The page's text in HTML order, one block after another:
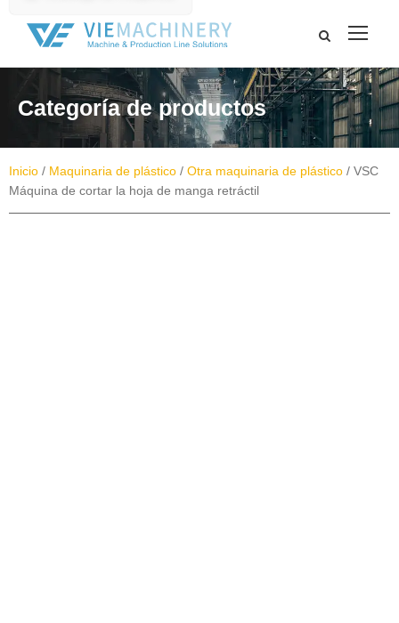
Categoría de productos
Inicio / Maquinaria de plástico / Otra maquinaria de plástico / VSC
Máquina de cortar la hoja de manga retráctil